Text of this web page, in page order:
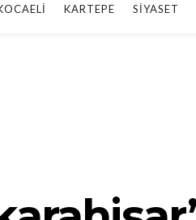
KARTEPE SIYASET